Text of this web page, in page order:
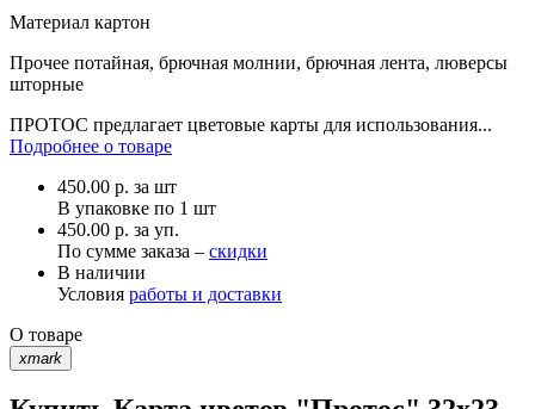
Материал картон
Прочее потайная, брючная молнии, брючная лента, люверсы
шторные
ПРОТОС предлагает цветовые карты для использования...
Подробнее о товаре
450.00 р. за шт
В упаковке по 1 шт
450.00 р. за уп.
По сумме заказа – скидки
В наличии
Условия работы и доставки
О товаре
xmark